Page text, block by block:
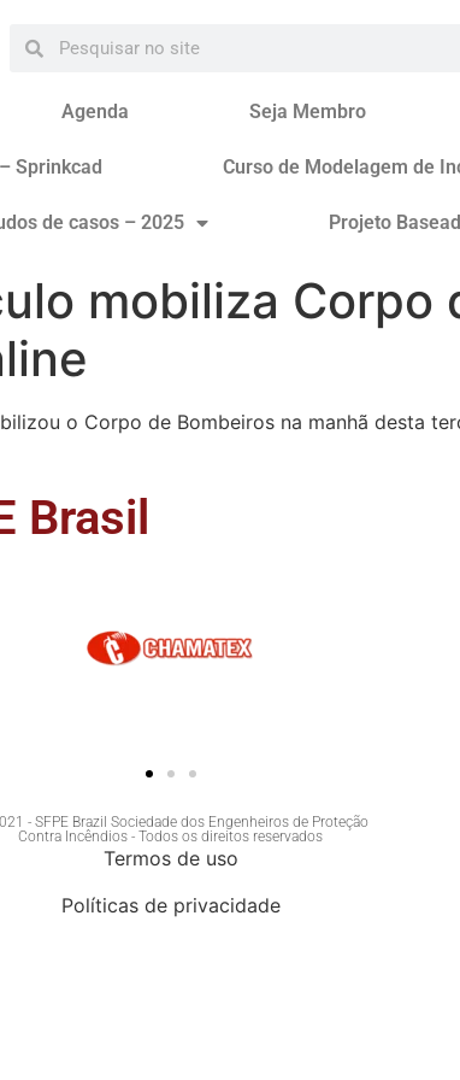
Agenda Seja Membro
Sprinkcad Curso de Modelagem de
de casos – 2025 Projeto
mobiliza Corpo
o Corpo de Bombeiros na manhã desta
Brasil
- SFPE Brazil Sociedade dos Engenheiros de Proteção
Contra Incêndios - Todos os direitos reservados
Termos de uso
Políticas de privacidade